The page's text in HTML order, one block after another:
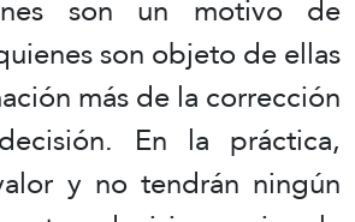
son objeto de ellas
más de la corrección
En la práctica,
y no tendrán ningún